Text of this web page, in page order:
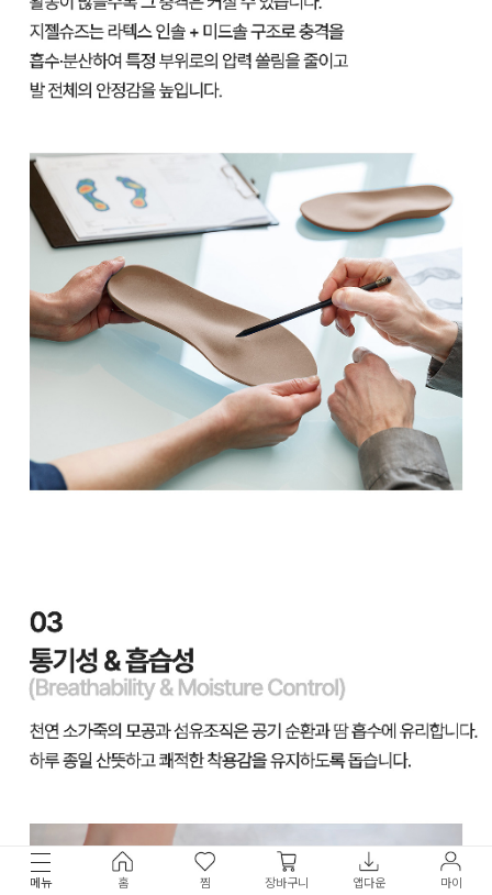
메뉴 홈 찜 장바구니 앱다운 마이